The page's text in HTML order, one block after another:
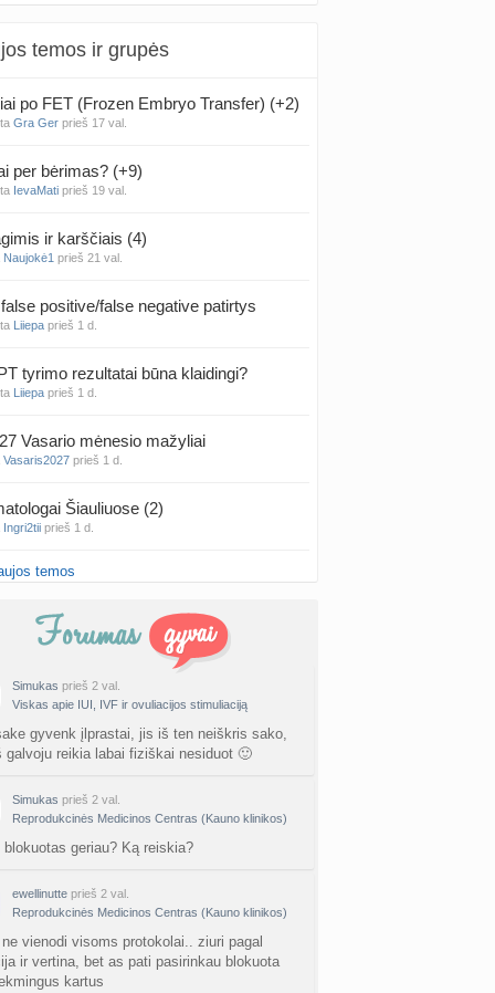
temos ir grupės
po FET (Frozen Embryo Transfer) (+2)
Gra Ger prieš 17 val.
per bėrimas? (+9)
IevaMati prieš 19 val.
ir karščiais (4)
Naujokė1 prieš 21 val.
positive/false negative patirtys
Liiepa prieš 1 d.
tyrimo rezultatai būna klaidingi?
Liiepa prieš 1 d.
Vasario mėnesio mažyliai
Vasaris2027 prieš 1 d.
Šiauliuose (2)
Ingri2tii prieš 1 d.
valymas
Šklėrius
mėnesio dvyniai
AgnieskaAdele prieš 1 d.
linikea223 prieš 1 d.
mokyklos
rečiausi berniukų vardai :)
gelio (progesterono) naudojimas
temos
Simukas prieš 2 val.
Viskas apie IUI, IVF ir ovuliacijos stimuliaciją
gyvenk įlprastai, jis iš ten neiškris sako,
galvoju reikia labai fiziškai nesiduot 🙂
Simukas prieš 2 val.
Reprodukcinės Medicinos Centras (Kauno klinikos)
blokuotas geriau? Ką reiskia?
ewellinutte prieš 2 val.
Reprodukcinės Medicinos Centras (Kauno klinikos)
vienodi visoms protokolai.. ziuri pagal
ir vertina, bet as pati pasirinkau blokuota
kartus